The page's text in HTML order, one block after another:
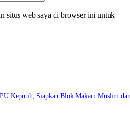
situs web saya di browser ini untuk
Keputih, Siapkan Blok Makam Muslim dan